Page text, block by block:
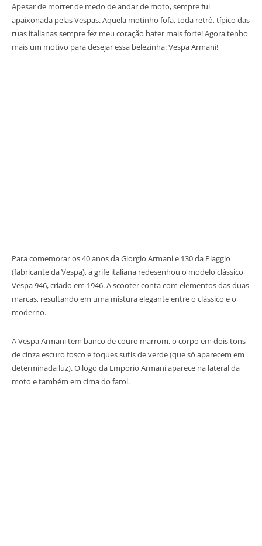
Apesar de morrer de medo de andar de moto, sempre fui
apaixonada pelas Vespas. Aquela motinho fofa, toda retrô, típico das
ruas italianas sempre fez meu coração bater mais forte! Agora tenho
mais um motivo para desejar essa belezinha: Vespa Armani!
Para comemorar os 40 anos da Giorgio Armani e 130 da Piaggio
(fabricante da Vespa), a grife italiana redesenhou o modelo clássico
Vespa 946, criado em 1946. A scooter conta com elementos das duas
marcas, resultando em uma mistura elegante entre o clássico e o
moderno.
A Vespa Armani tem banco de couro marrom, o corpo em dois tons
de cinza escuro fosco e toques sutis de verde (que só aparecem em
determinada luz). O logo da Emporio Armani aparece na lateral da
moto e também em cima do farol.